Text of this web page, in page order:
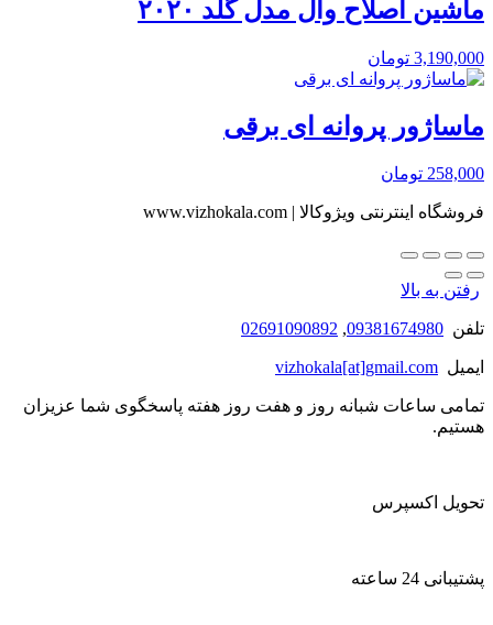
ماشین اصلاح وال مدل گلد ۲۰۲۰
3,190,000 تومان
ماساژور پروانه ای برقی
258,000 تومان
فروشگاه اینترنتی ویژوکالا | www.vizhokala.com
رفتن به بالا
تلفن 09381674980
,
02691090892
ایمیل vizhokala[at]gmail.com
تمامی ساعات شبانه روز و هفت روز هفته پاسخگوی شما عزیزان
هستیم.
تحویل اکسپرس
پشتیبانی 24 ساعته